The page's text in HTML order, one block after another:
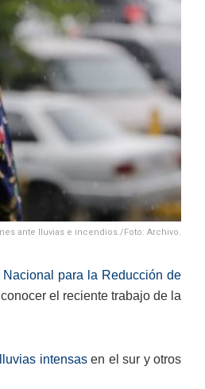
ante lluvias e incendios./Foto: Archivo.
para la Reducción de
el reciente trabajo de la
intensasen el sur y otros